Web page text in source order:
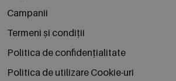
Campanii
Termeni și condiții
Politica de confidențialitate
Politica de utilizare Cookie-uri